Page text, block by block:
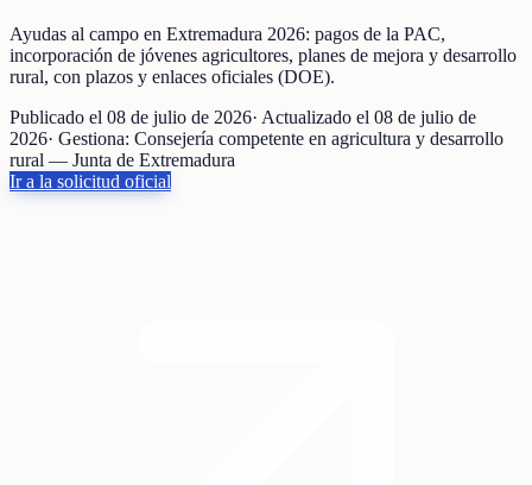
Ayudas al campo en Extremadura 2026: pagos de la PAC,
incorporación de jóvenes agricultores, planes de mejora y desarrollo
rural, con plazos y enlaces oficiales (DOE).
Publicado el 08 de julio de 2026· Actualizado el 08 de julio de
2026· Gestiona: Consejería competente en agricultura y desarrollo
rural — Junta de Extremadura
Ir a la solicitud oficial